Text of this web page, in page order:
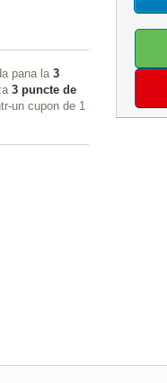
pana la 3
3 puncte de
un cupon de 1